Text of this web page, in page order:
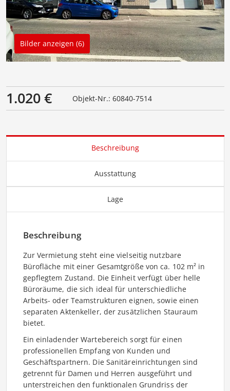
Bilder anzeigen (6)
1.020 € Objekt-Nr.: 60840-7514
Beschreibung
Ausstattung
Lage
Beschreibung
Zur Vermietung steht eine vielseitig nutzbare
Bürofläche mit einer Gesamtgröße von ca. 102 m² in
gepflegtem Zustand. Die Einheit verfügt über helle
Büroräume, die sich ideal für unterschiedliche
Arbeits- oder Teamstrukturen eignen, sowie einen
separaten Aktenkeller, der zusätzlichen Stauraum
bietet.
Ein einladender Wartebereich sorgt für einen
professionellen Empfang von Kunden und
Geschäftspartnern. Die Sanitäreinrichtungen sind
getrennt für Damen und Herren ausgeführt und
unterstreichen den funktionalen Grundriss der